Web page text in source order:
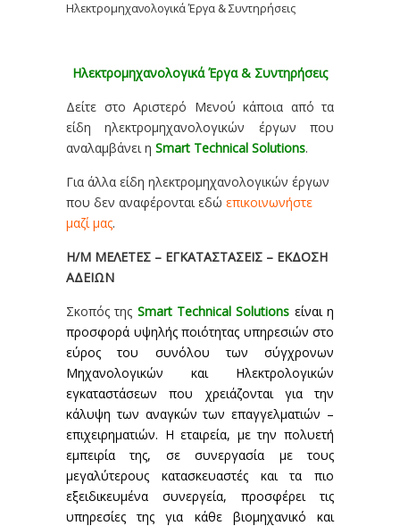
Ηλεκτρομηχανολογικά Έργα & Συντηρήσεις
Ηλεκτρομηχανολογικά Έργα & Συντηρήσεις
Δείτε στο Αριστερό Μενού κάποια από τα
είδη ηλεκτρομηχανολογικών έργων που
αναλαμβάνει η Smart Technical Solutions.
Για άλλα είδη ηλεκτρομηχανολογικών έργων
που δεν αναφέρονται εδώ επικοινωνήστε
μαζί μας.
Η/M ΜΕΛΕΤΕΣ – ΕΓΚΑΤΑΣΤΑΣΕΙΣ – ΕΚΔΟΣΗ
ΑΔΕΙΩΝ
Σκοπός της Smart Technical Solutions είναι η
προσφορά υψηλής ποιότητας υπηρεσιών στο
εύρος του συνόλου των σύγχρονων
Μηχανολογικών και Ηλεκτρολογικών
εγκαταστάσεων που χρειάζονται για την
κάλυψη των αναγκών των επαγγελματιών –
επιχειρηματιών. Η εταιρεία, με την πολυετή
εμπειρία της, σε συνεργασία με τους
μεγαλύτερους κατασκευαστές και τα πιο
εξειδικευμένα συνεργεία, προσφέρει τις
υπηρεσίες της για κάθε βιομηχανικό και